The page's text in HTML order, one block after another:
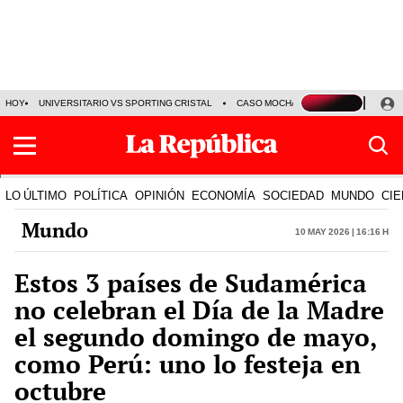
HOY UNIVERSITARIO VS SPORTING CRISTAL CASO MOCHASUELDOS
LO ÚLTIMO POLÍTICA OPINIÓN ECONOMÍA SOCIEDAD MUNDO
Mundo 10 May 2026 | 16:16 h
Estos 3 países de Sudamérica
no celebran el Día de la Madre
el segundo domingo de mayo,
como Perú: uno lo festeja en
octubre